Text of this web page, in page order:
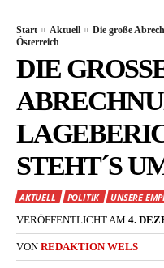
Start Aktuell
Die große
Österreich
DIE GROSSE
TEHT´S
AKTUELL POLITIK UNSERE
VERÖFFENTLICHT AM 4.
VON REDAKTION WELS